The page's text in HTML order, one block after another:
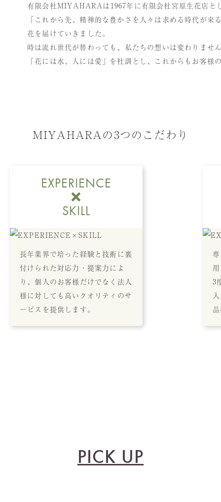
有限会社MIYAHARAは1967年に有限会社宮原生花店と
「これから先、精神的な豊かさを人々は求める時代が
花を届けていきました。
時は流れ世代が替わっても、私たちの想いは変わりませ
「花には水、人には愛」を社訓とし、これからもお客
MIYAHARAの3つのこだわり
EXPERIENCE
SKILL
長年業界で培った経験と技術に裏
付けられた対応力・提案力によ
り、個人のお客様だけでなく法人
様に対しても高いクオリティのサ
ービスを提供します。
3
PICK UP